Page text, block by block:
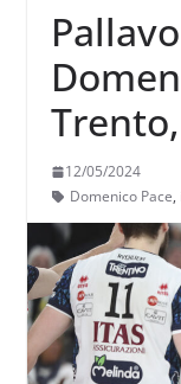
siamo
12/05/2024
Domenico Pace,